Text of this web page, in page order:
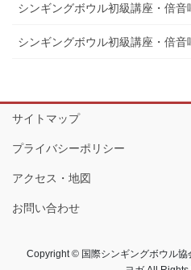
シンギングボウル初級講座・倍
シンギングボウル初級講座・倍
サイトマップ
プライバシーポリシー
アクセス・地図
お問い合わせ
Copyright © 国際シンギングボウル協